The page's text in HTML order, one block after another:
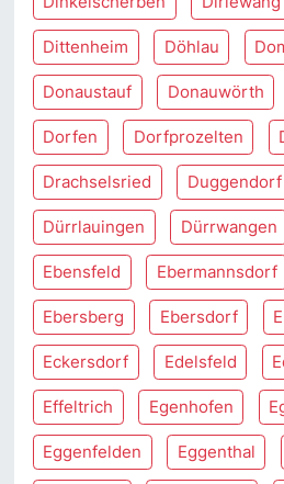
Dittenheim Döhlau
Donaustauf Donauwörth
Dorfen Dorfprozelten
Drachselsried Duggendorf
Dürrlauingen Dürrwangen
Ebensfeld Ebermannsdorf
Ebersberg Ebersdorf
Eckersdorf Edelsfeld
Effeltrich Egenhofen
Eggenfelden Eggenthal